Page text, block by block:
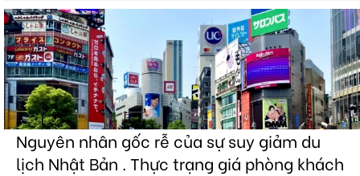
Nguyên nhân gốc rễ của sự suy giảm du
lịch Nhật Bản . Thực trạng giá phòng khách